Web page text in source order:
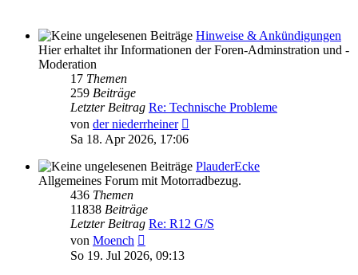
Hinweise & Ankündigungen
Hier erhaltet ihr Informationen der Foren-Adminstration und -
Moderation
17 Themen
259 Beiträge
Letzter Beitrag Re: Technische Probleme
von der niederrheiner
Sa 18. Apr 2026, 17:06
PlauderEcke
Allgemeines Forum mit Motorradbezug.
436 Themen
11838 Beiträge
Letzter Beitrag Re: R12 G/S
von Moench
Beitrag
So 19. Jul 2026, 09:13